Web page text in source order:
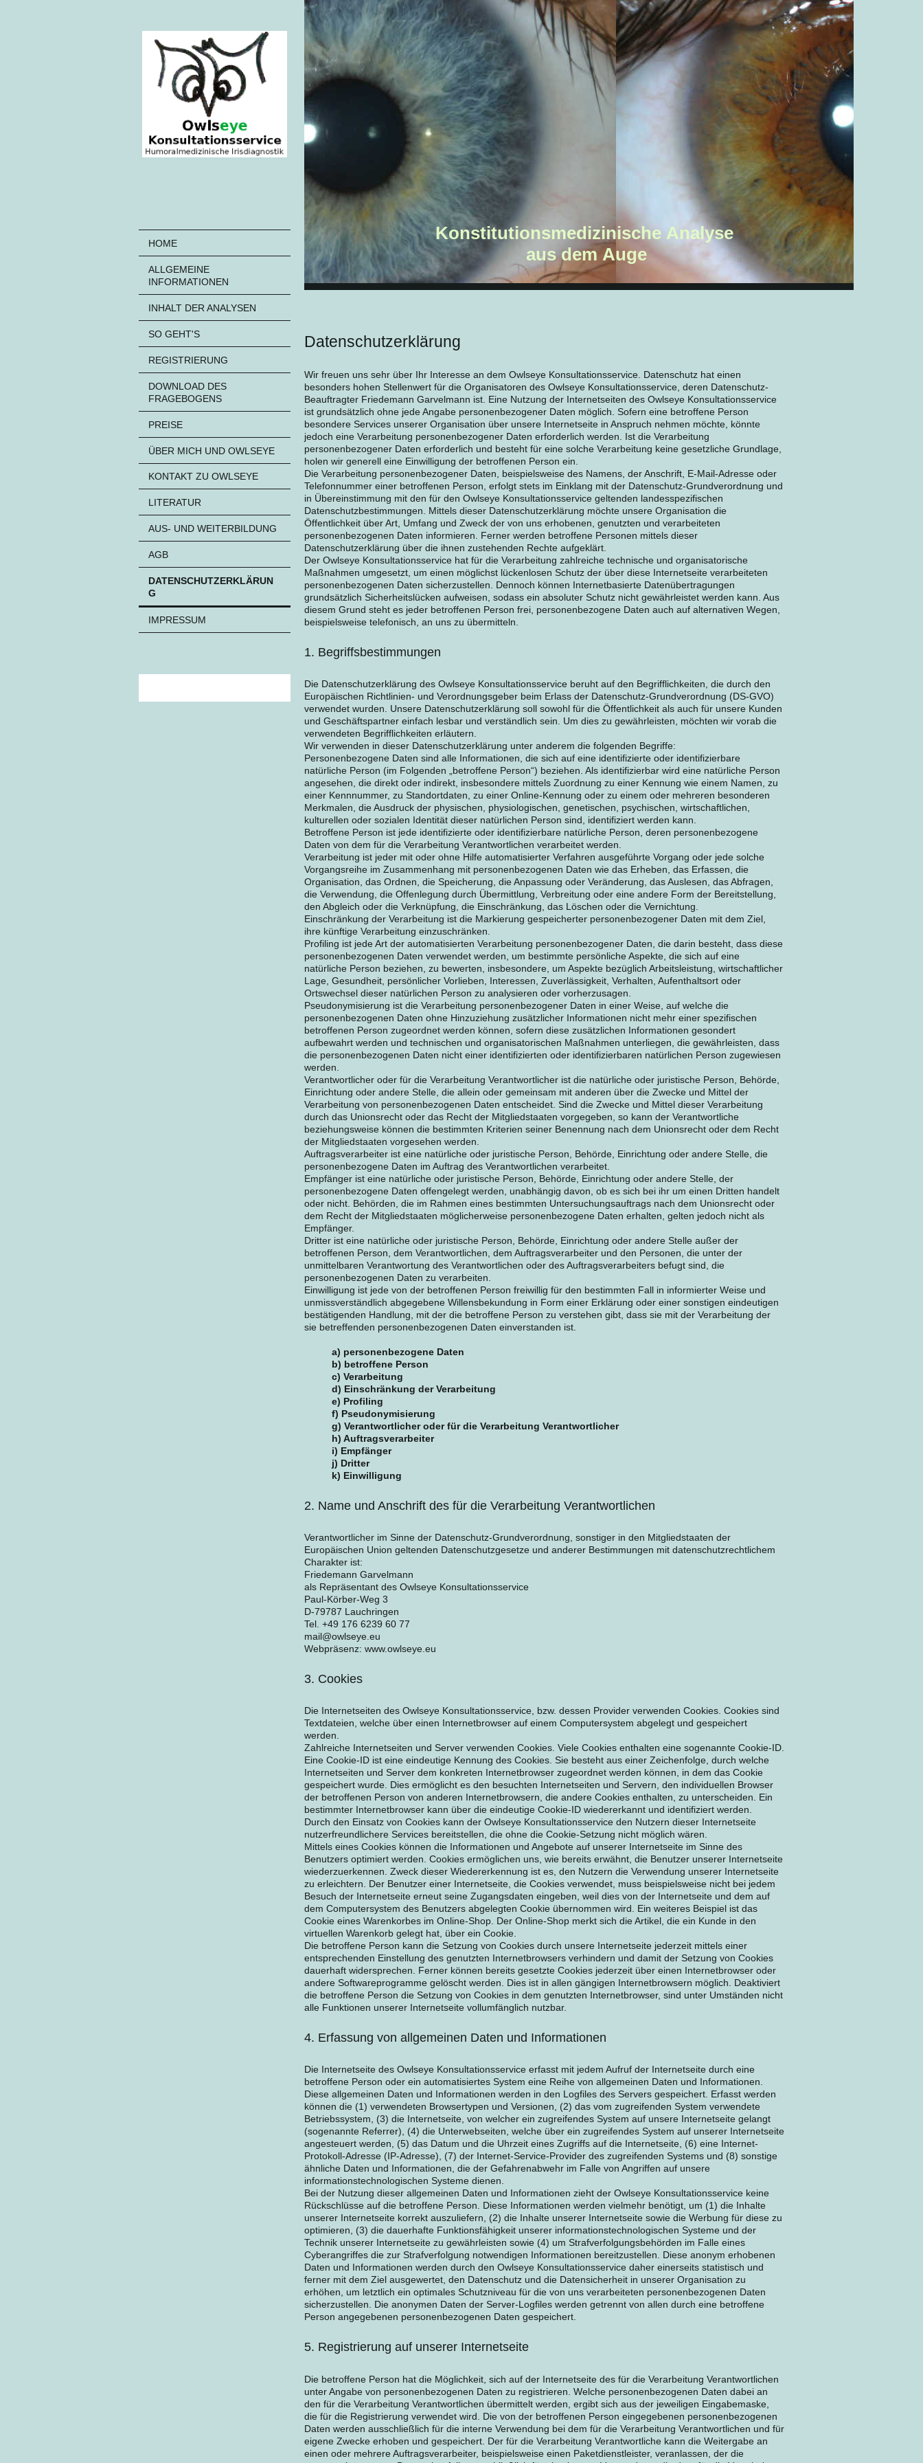
HOME
ALLGEMEINE
INFORMATIONEN
INHALT DER ANALYSEN
SO GEHT'S
REGISTRIERUNG
DOWNLOAD DES
FRAGEBOGENS
PREISE
ÜBER MICH UND OWLSEYE
KONTAKT ZU OWLSEYE
LITERATUR
AUS- UND WEITERBILDUNG
AGB
DATENSCHUTZERKLÄRUN
G
IMPRESSUM
Konstitutionsmedizinische Analyse
aus dem Auge
Datenschutzerklärung
Wir freuen uns sehr über Ihr Interesse an dem Owlseye Konsultationsservice. Datenschutz hat einen
besonders hohen Stellenwert für die Organisatoren des Owlseye Konsultationsservice, deren Datenschutz-
Beauftragter Friedemann Garvelmann ist. Eine Nutzung der Internetseiten des Owlseye Konsultationsservice
ist grundsätzlich ohne jede Angabe personenbezogener Daten möglich. Sofern eine betroffene Person
besondere Services unserer Organisation über unsere Internetseite in Anspruch nehmen möchte, könnte
jedoch eine Verarbeitung personenbezogener Daten erforderlich werden. Ist die Verarbeitung
personenbezogener Daten erforderlich und besteht für eine solche Verarbeitung keine gesetzliche Grundlage,
holen wir generell eine Einwilligung der betroffenen Person ein.
Die Verarbeitung personenbezogener Daten, beispielsweise des Namens, der Anschrift, E-Mail-Adresse oder
Telefonnummer einer betroffenen Person, erfolgt stets im Einklang mit der Datenschutz-Grundverordnung und
in Übereinstimmung mit den für den Owlseye Konsultationsservice geltenden landesspezifischen
Datenschutzbestimmungen. Mittels dieser Datenschutzerklärung möchte unsere Organisation die
Öffentlichkeit über Art, Umfang und Zweck der von uns erhobenen, genutzten und verarbeiteten
personenbezogenen Daten informieren. Ferner werden betroffene Personen mittels dieser
Datenschutzerklärung über die ihnen zustehenden Rechte aufgeklärt.
Der Owlseye Konsultationsservice hat für die Verarbeitung zahlreiche technische und organisatorische
Maßnahmen umgesetzt, um einen möglichst lückenlosen Schutz der über diese Internetseite verarbeiteten
personenbezogenen Daten sicherzustellen. Dennoch können Internetbasierte Datenübertragungen
grundsätzlich Sicherheitslücken aufweisen, sodass ein absoluter Schutz nicht gewährleistet werden kann. Aus
diesem Grund steht es jeder betroffenen Person frei, personenbezogene Daten auch auf alternativen Wegen,
beispielsweise telefonisch, an uns zu übermitteln.
1. Begriffsbestimmungen
Die Datenschutzerklärung des Owlseye Konsultationsservice beruht auf den Begrifflichkeiten, die durch den
Europäischen Richtlinien- und Verordnungsgeber beim Erlass der Datenschutz-Grundverordnung (DS-GVO)
verwendet wurden. Unsere Datenschutzerklärung soll sowohl für die Öffentlichkeit als auch für unsere Kunden
und Geschäftspartner einfach lesbar und verständlich sein. Um dies zu gewährleisten, möchten wir vorab die
verwendeten Begrifflichkeiten erläutern.
Wir verwenden in dieser Datenschutzerklärung unter anderem die folgenden Begriffe:
Personenbezogene Daten sind alle Informationen, die sich auf eine identifizierte oder identifizierbare
natürliche Person (im Folgenden „betroffene Person“) beziehen. Als identifizierbar wird eine natürliche Person
angesehen, die direkt oder indirekt, insbesondere mittels Zuordnung zu einer Kennung wie einem Namen, zu
einer Kennnummer, zu Standortdaten, zu einer Online-Kennung oder zu einem oder mehreren besonderen
Merkmalen, die Ausdruck der physischen, physiologischen, genetischen, psychischen, wirtschaftlichen,
kulturellen oder sozialen Identität dieser natürlichen Person sind, identifiziert werden kann.
Betroffene Person ist jede identifizierte oder identifizierbare natürliche Person, deren personenbezogene
Daten von dem für die Verarbeitung Verantwortlichen verarbeitet werden.
Verarbeitung ist jeder mit oder ohne Hilfe automatisierter Verfahren ausgeführte Vorgang oder jede solche
Vorgangsreihe im Zusammenhang mit personenbezogenen Daten wie das Erheben, das Erfassen, die
Organisation, das Ordnen, die Speicherung, die Anpassung oder Veränderung, das Auslesen, das Abfragen,
die Verwendung, die Offenlegung durch Übermittlung, Verbreitung oder eine andere Form der Bereitstellung,
den Abgleich oder die Verknüpfung, die Einschränkung, das Löschen oder die Vernichtung.
Einschränkung der Verarbeitung ist die Markierung gespeicherter personenbezogener Daten mit dem Ziel,
ihre künftige Verarbeitung einzuschränken.
Profiling ist jede Art der automatisierten Verarbeitung personenbezogener Daten, die darin besteht, dass diese
personenbezogenen Daten verwendet werden, um bestimmte persönliche Aspekte, die sich auf eine
natürliche Person beziehen, zu bewerten, insbesondere, um Aspekte bezüglich Arbeitsleistung, wirtschaftlicher
Lage, Gesundheit, persönlicher Vorlieben, Interessen, Zuverlässigkeit, Verhalten, Aufenthaltsort oder
Ortswechsel dieser natürlichen Person zu analysieren oder vorherzusagen.
Pseudonymisierung ist die Verarbeitung personenbezogener Daten in einer Weise, auf welche die
personenbezogenen Daten ohne Hinzuziehung zusätzlicher Informationen nicht mehr einer spezifischen
betroffenen Person zugeordnet werden können, sofern diese zusätzlichen Informationen gesondert
aufbewahrt werden und technischen und organisatorischen Maßnahmen unterliegen, die gewährleisten, dass
die personenbezogenen Daten nicht einer identifizierten oder identifizierbaren natürlichen Person zugewiesen
werden.
Verantwortlicher oder für die Verarbeitung Verantwortlicher ist die natürliche oder juristische Person, Behörde,
Einrichtung oder andere Stelle, die allein oder gemeinsam mit anderen über die Zwecke und Mittel der
Verarbeitung von personenbezogenen Daten entscheidet. Sind die Zwecke und Mittel dieser Verarbeitung
durch das Unionsrecht oder das Recht der Mitgliedstaaten vorgegeben, so kann der Verantwortliche
beziehungsweise können die bestimmten Kriterien seiner Benennung nach dem Unionsrecht oder dem Recht
der Mitgliedstaaten vorgesehen werden.
Auftragsverarbeiter ist eine natürliche oder juristische Person, Behörde, Einrichtung oder andere Stelle, die
personenbezogene Daten im Auftrag des Verantwortlichen verarbeitet.
Empfänger ist eine natürliche oder juristische Person, Behörde, Einrichtung oder andere Stelle, der
personenbezogene Daten offengelegt werden, unabhängig davon, ob es sich bei ihr um einen Dritten handelt
oder nicht. Behörden, die im Rahmen eines bestimmten Untersuchungsauftrags nach dem Unionsrecht oder
dem Recht der Mitgliedstaaten möglicherweise personenbezogene Daten erhalten, gelten jedoch nicht als
Empfänger.
Dritter ist eine natürliche oder juristische Person, Behörde, Einrichtung oder andere Stelle außer der
betroffenen Person, dem Verantwortlichen, dem Auftragsverarbeiter und den Personen, die unter der
unmittelbaren Verantwortung des Verantwortlichen oder des Auftragsverarbeiters befugt sind, die
personenbezogenen Daten zu verarbeiten.
Einwilligung ist jede von der betroffenen Person freiwillig für den bestimmten Fall in informierter Weise und
unmissverständlich abgegebene Willensbekundung in Form einer Erklärung oder einer sonstigen eindeutigen
bestätigenden Handlung, mit der die betroffene Person zu verstehen gibt, dass sie mit der Verarbeitung der
sie betreffenden personenbezogenen Daten einverstanden ist.
a) personenbezogene Daten
b) betroffene Person
c) Verarbeitung
d) Einschränkung der Verarbeitung
e) Profiling
f) Pseudonymisierung
g) Verantwortlicher oder für die Verarbeitung Verantwortlicher
h) Auftragsverarbeiter
i) Empfänger
j) Dritter
k) Einwilligung
2. Name und Anschrift des für die Verarbeitung Verantwortlichen
Verantwortlicher im Sinne der Datenschutz-Grundverordnung, sonstiger in den Mitgliedstaaten der
Europäischen Union geltenden Datenschutzgesetze und anderer Bestimmungen mit datenschutzrechtlichem
Charakter ist:
Friedemann Garvelmann
als Repräsentant des Owlseye Konsultationsservice
Paul-Körber-Weg 3
D-79787 Lauchringen
Tel. +49 176 6239 60 77
mail@owlseye.eu
Webpräsenz: www.owlseye.eu
3. Cookies
Die Internetseiten des Owlseye Konsultationsservice, bzw. dessen Provider verwenden Cookies. Cookies sind
Textdateien, welche über einen Internetbrowser auf einem Computersystem abgelegt und gespeichert
werden.
Zahlreiche Internetseiten und Server verwenden Cookies. Viele Cookies enthalten eine sogenannte Cookie-ID.
Eine Cookie-ID ist eine eindeutige Kennung des Cookies. Sie besteht aus einer Zeichenfolge, durch welche
Internetseiten und Server dem konkreten Internetbrowser zugeordnet werden können, in dem das Cookie
gespeichert wurde. Dies ermöglicht es den besuchten Internetseiten und Servern, den individuellen Browser
der betroffenen Person von anderen Internetbrowsern, die andere Cookies enthalten, zu unterscheiden. Ein
bestimmter Internetbrowser kann über die eindeutige Cookie-ID wiedererkannt und identifiziert werden.
Durch den Einsatz von Cookies kann der Owlseye Konsultationsservice den Nutzern dieser Internetseite
nutzerfreundlichere Services bereitstellen, die ohne die Cookie-Setzung nicht möglich wären.
Mittels eines Cookies können die Informationen und Angebote auf unserer Internetseite im Sinne des
Benutzers optimiert werden. Cookies ermöglichen uns, wie bereits erwähnt, die Benutzer unserer Internetseite
wiederzuerkennen. Zweck dieser Wiedererkennung ist es, den Nutzern die Verwendung unserer Internetseite
zu erleichtern. Der Benutzer einer Internetseite, die Cookies verwendet, muss beispielsweise nicht bei jedem
Besuch der Internetseite erneut seine Zugangsdaten eingeben, weil dies von der Internetseite und dem auf
dem Computersystem des Benutzers abgelegten Cookie übernommen wird. Ein weiteres Beispiel ist das
Cookie eines Warenkorbes im Online-Shop. Der Online-Shop merkt sich die Artikel, die ein Kunde in den
virtuellen Warenkorb gelegt hat, über ein Cookie.
Die betroffene Person kann die Setzung von Cookies durch unsere Internetseite jederzeit mittels einer
entsprechenden Einstellung des genutzten Internetbrowsers verhindern und damit der Setzung von Cookies
dauerhaft widersprechen. Ferner können bereits gesetzte Cookies jederzeit über einen Internetbrowser oder
andere Softwareprogramme gelöscht werden. Dies ist in allen gängigen Internetbrowsern möglich. Deaktiviert
die betroffene Person die Setzung von Cookies in dem genutzten Internetbrowser, sind unter Umständen nicht
alle Funktionen unserer Internetseite vollumfänglich nutzbar.
4. Erfassung von allgemeinen Daten und Informationen
Die Internetseite des Owlseye Konsultationsservice erfasst mit jedem Aufruf der Internetseite durch eine
betroffene Person oder ein automatisiertes System eine Reihe von allgemeinen Daten und Informationen.
Diese allgemeinen Daten und Informationen werden in den Logfiles des Servers gespeichert. Erfasst werden
können die (1) verwendeten Browsertypen und Versionen, (2) das vom zugreifenden System verwendete
Betriebssystem, (3) die Internetseite, von welcher ein zugreifendes System auf unsere Internetseite gelangt
(sogenannte Referrer), (4) die Unterwebseiten, welche über ein zugreifendes System auf unserer Internetseite
angesteuert werden, (5) das Datum und die Uhrzeit eines Zugriffs auf die Internetseite, (6) eine Internet-
Protokoll-Adresse (IP-Adresse), (7) der Internet-Service-Provider des zugreifenden Systems und (8) sonstige
ähnliche Daten und Informationen, die der Gefahrenabwehr im Falle von Angriffen auf unsere
informationstechnologischen Systeme dienen.
Bei der Nutzung dieser allgemeinen Daten und Informationen zieht der Owlseye Konsultationsservice keine
Rückschlüsse auf die betroffene Person. Diese Informationen werden vielmehr benötigt, um (1) die Inhalte
unserer Internetseite korrekt auszuliefern, (2) die Inhalte unserer Internetseite sowie die Werbung für diese zu
optimieren, (3) die dauerhafte Funktionsfähigkeit unserer informationstechnologischen Systeme und der
Technik unserer Internetseite zu gewährleisten sowie (4) um Strafverfolgungsbehörden im Falle eines
Cyberangriffes die zur Strafverfolgung notwendigen Informationen bereitzustellen. Diese anonym erhobenen
Daten und Informationen werden durch den Owlseye Konsultationsservice daher einerseits statistisch und
ferner mit dem Ziel ausgewertet, den Datenschutz und die Datensicherheit in unserer Organisation zu
erhöhen, um letztlich ein optimales Schutzniveau für die von uns verarbeiteten personenbezogenen Daten
sicherzustellen. Die anonymen Daten der Server-Logfiles werden getrennt von allen durch eine betroffene
Person angegebenen personenbezogenen Daten gespeichert.
5. Registrierung auf unserer Internetseite
Die betroffene Person hat die Möglichkeit, sich auf der Internetseite des für die Verarbeitung Verantwortlichen
unter Angabe von personenbezogenen Daten zu registrieren. Welche personenbezogenen Daten dabei an
den für die Verarbeitung Verantwortlichen übermittelt werden, ergibt sich aus der jeweiligen Eingabemaske,
die für die Registrierung verwendet wird. Die von der betroffenen Person eingegebenen personenbezogenen
Daten werden ausschließlich für die interne Verwendung bei dem für die Verarbeitung Verantwortlichen und für
eigene Zwecke erhoben und gespeichert. Der für die Verarbeitung Verantwortliche kann die Weitergabe an
einen oder mehrere Auftragsverarbeiter, beispielsweise einen Paketdienstleister, veranlassen, der die